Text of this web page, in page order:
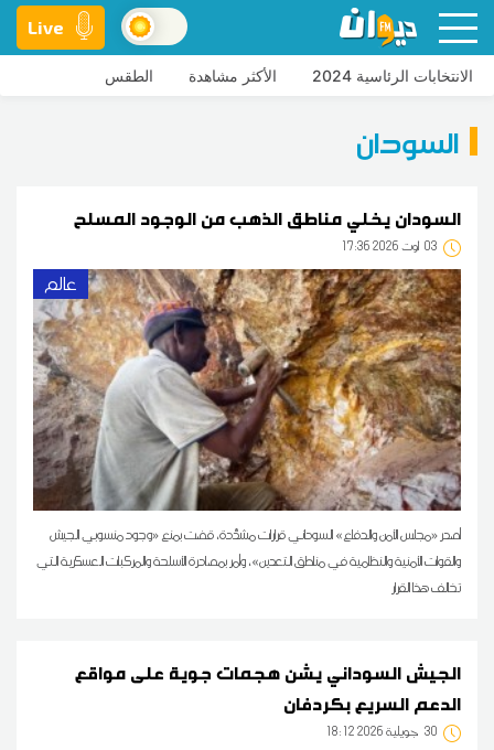
Live
الانتخابات الرئاسية 2024 الأكثر مشاهدة الطقس
السودان
السودان يخلي مناطق الذهب من الوجود المسلح
03 17:36 2026 أوت
عالم
أصدر «مجلس الأمن والدفاع» السوداني قرارات مشدَّدة، قضت بمنع «وجود منسوبي الجيش
والقوات الأمنية والنظامية في مناطق التعدين»، وأمر بمصادرة الأسلحة والمركبات العسكرية التي
تخالف هذا القرار
الجيش السوداني يشن هجمات جوية على مواقع
الدعم السريع بكردفان
30 18:12 2026 جويلية